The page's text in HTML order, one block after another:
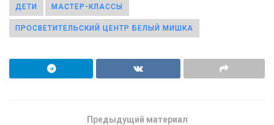
ДЕТИ МАСТЕР-КЛАССЫ
ПРОСВЕТИТЕЛЬСКИЙ ЦЕНТР БЕЛЫЙ МИШКА
Предыдущий материал